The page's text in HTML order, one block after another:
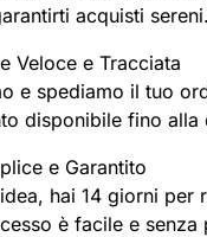
acquisti sereni.
Veloce e Tracciata
e spediamo il tuo
disponibile fino alla
e Garantito
hai 14 giorni per
è facile e senza